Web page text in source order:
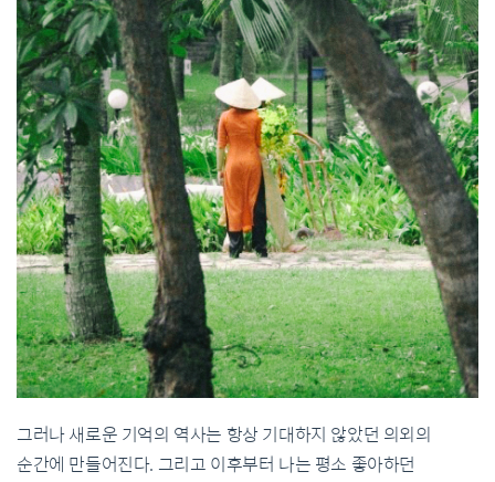
그러나 새로운 기억의 역사는 항상 기대하지 않았던 의외의
순간에 만들어진다. 그리고 이후부터 나는 평소 좋아하던